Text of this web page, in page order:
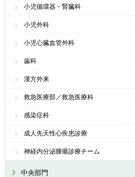
小児循環器・腎臓科
小児外科
小児心臓血管外科
歯科
漢方外来
救急医療部／救急医療科
感染症科
成人先天性心疾患診療
神経内分泌腫瘍診療チーム
中央部門